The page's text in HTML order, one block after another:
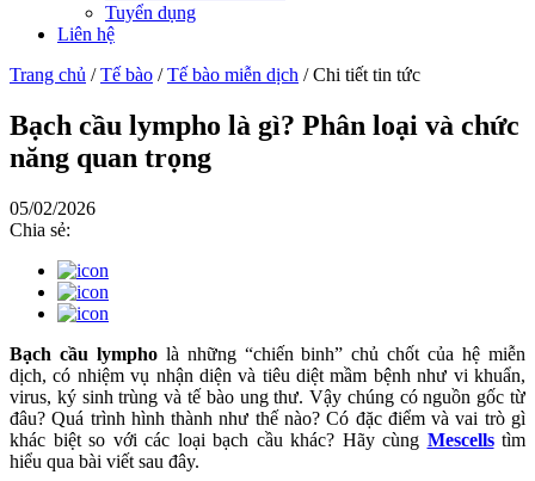
Tuyển dụng
Liên hệ
Trang chủ /Tế bào /Tế bào miễn dịch /Chi tiết tin tức
Bạch cầu lympho là gì? Phân loại và chức
năng quan trọng
05/02/2026
Chia sẻ:
Bạch cầu lympholà những “chiến binh” chủ chốt của hệ miễn
dịch, có nhiệm vụ nhận diện và tiêu diệt mầm bệnh như vi khuẩn,
virus, ký sinh trùng và tế bào ung thư. Vậy chúng có nguồn gốc từ
đâu? Quá trình hình thành như thế nào? Có đặc điểm và vai trò gì
khác biệt so với các loại bạch cầu khác? Hãy cùng Mescellstìm
hiểu qua bài viết sau đây.